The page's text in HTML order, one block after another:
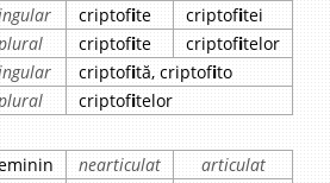
criptofite criptofitei
criptofite criptofitelor
criptofită, criptofito
criptofitelor
nearticulat
articulat